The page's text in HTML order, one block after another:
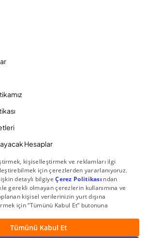
Hesaplar
Menkul Değerler AŞ. Tüm Hakları